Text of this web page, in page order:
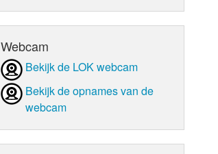
Webcam
Bekijk de LOK webcam
Bekijk de opnames van de
webcam